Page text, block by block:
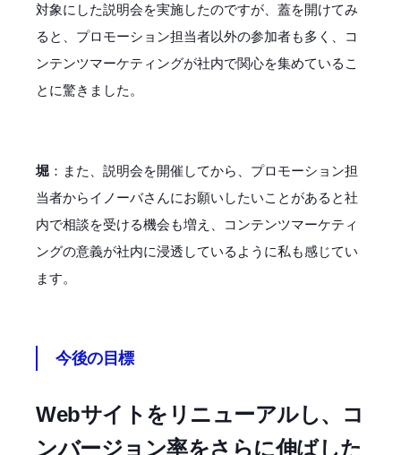
対象にした説明会を実施したのですが、蓋を開けてみ
ると、プロモーション担当者以外の参加者も多く、コ
ンテンツマーケティングが社内で関心を集めているこ
とに驚きました。
堀 ：また、説明会を開催してから、プロモーション担
当者からイノーバさんにお願いしたいことがあると社
内で相談を受ける機会も増え、コンテンツマーケティ
ングの意義が社内に浸透しているように私も感じてい
ます。
今後の目標
Webサイトをリニューアルし、コ
ンバージョン率をさらに伸ばした